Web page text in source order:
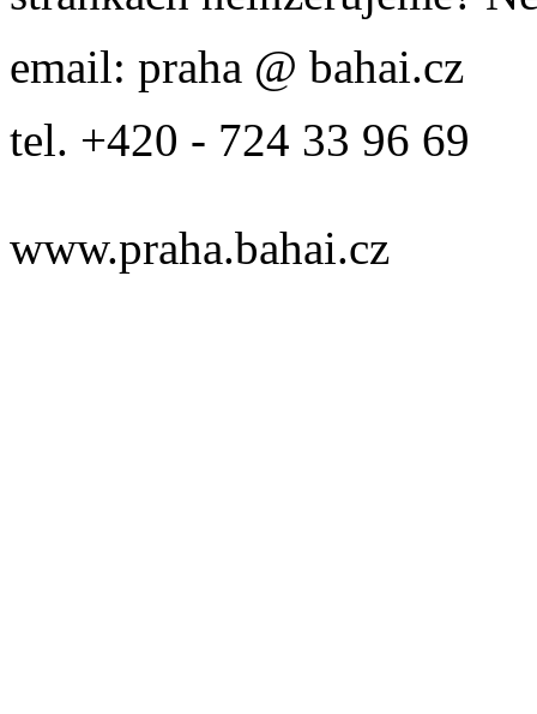
email: praha @ bahai.cz
tel. +420 - 724 33 96 69
www.praha.bahai.cz